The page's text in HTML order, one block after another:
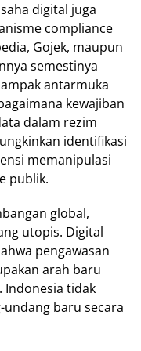
digital juga
compliance
Gojek, maupun
semestinya
antarmuka
kewajiban
dalam rezim
identifikasi
memanipulasi
publik.
global,
utopis. Digital
pengawasan
arah baru
tidak
baru secara